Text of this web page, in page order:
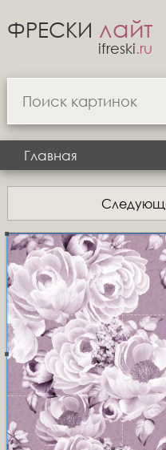
ФРЕСКИ лайт
ifreski.ru
Главная